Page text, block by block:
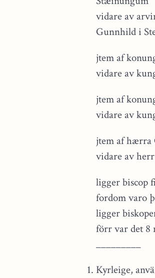
vidare av
Gunnhild i
jtem af
vidare av
jtem af
vidare av
jtem af hærra
vidare av
ligger biscop
fordom varo
ligger
förr var det 8
_________
Kyrleige,